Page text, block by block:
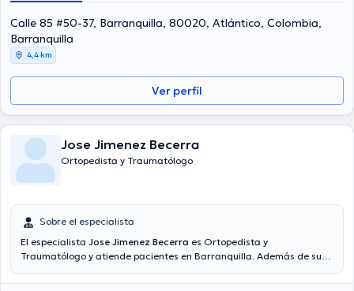
Calle 85 #50-37, Barranquilla, 80020, Atlántico, Colombia,
Barranquilla
4,4 km
Ver perfil
Jose Jimenez Becerra
Ortopedista y Traumatólogo
Sobre el especialista
El especialista Jose Jimenez Becerra es Ortopedista y
Traumatólogo y atiende pacientes en Barranquilla. Además de su
experiencia en su área de especialidad. El Dr. lleva más de años de